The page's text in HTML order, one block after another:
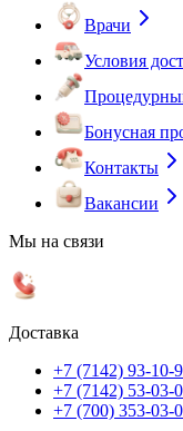
Врачи
Условия
Бонусная
Контакты
Вакансии
Мы на связи
Доставка
+7 (7142) 93-10-
+7 (7142) 53-03-
+7 (700) 353-03-